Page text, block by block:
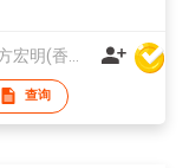
查询